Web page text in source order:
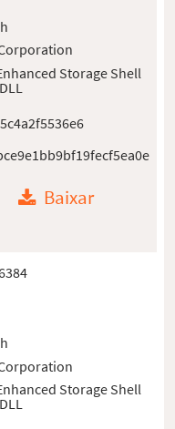
Storage Shell
Baixar
Storage Shell